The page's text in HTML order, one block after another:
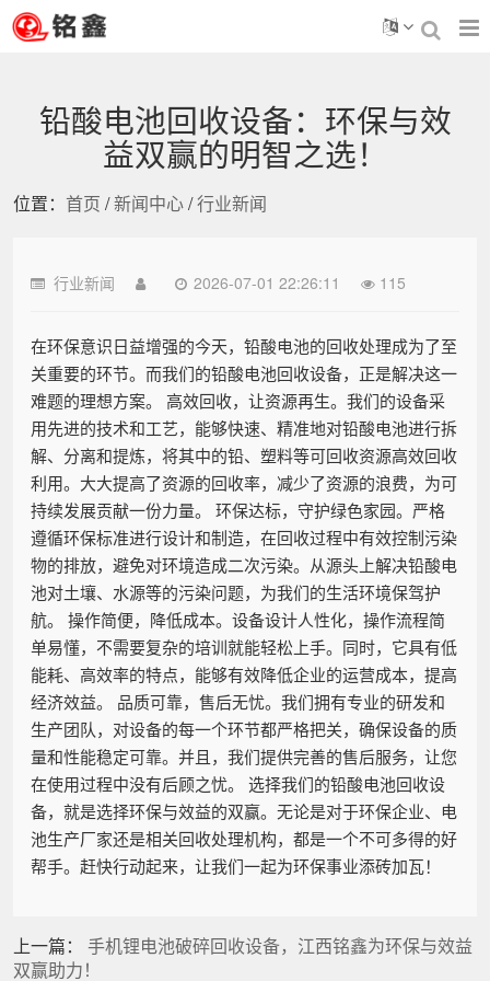
铅酸电池回收设备：环保与效
益双赢的明智之选！
位置： 首页 /新闻中心/行业新闻
行业新闻 2026-07-01 22:26:11 115
在环保意识日益增强的今天，铅酸电池的回收处理成为了至
关重要的环节。而我们的铅酸电池回收设备，正是解决这一
难题的理想方案。 高效回收，让资源再生。我们的设备采
用先进的技术和工艺，能够快速、精准地对铅酸电池进行拆
解、分离和提炼，将其中的铅、塑料等可回收资源高效回收
利用。大大提高了资源的回收率，减少了资源的浪费，为可
持续发展贡献一份力量。 环保达标，守护绿色家园。严格
遵循环保标准进行设计和制造，在回收过程中有效控制污染
物的排放，避免对环境造成二次污染。从源头上解决铅酸电
池对土壤、水源等的污染问题，为我们的生活环境保驾护
航。 操作简便，降低成本。设备设计人性化，操作流程简
单易懂，不需要复杂的培训就能轻松上手。同时，它具有低
能耗、高效率的特点，能够有效降低企业的运营成本，提高
经济效益。 品质可靠，售后无忧。我们拥有专业的研发和
生产团队，对设备的每一个环节都严格把关，确保设备的质
量和性能稳定可靠。并且，我们提供完善的售后服务，让您
在使用过程中没有后顾之忧。 选择我们的铅酸电池回收设
备，就是选择环保与效益的双赢。无论是对于环保企业、电
池生产厂家还是相关回收处理机构，都是一个不可多得的好
帮手。赶快行动起来，让我们一起为环保事业添砖加瓦！
上一篇： 手机锂电池破碎回收设备，江西铭鑫为环保与效益
双赢助力！